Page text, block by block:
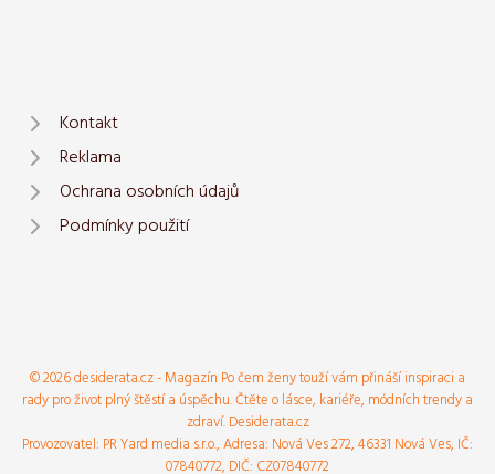
Kontakt
Reklama
Ochrana osobních údajů
Podmínky použití
© 2026 desiderata.cz - Magazín Po čem ženy touží vám přináší inspiraci a
rady pro život plný štěstí a úspěchu. Čtěte o lásce, kariéře, módních trendy a
zdraví. Desiderata.cz
Provozovatel: PR Yard media s.r.o., Adresa: Nová Ves 272, 46331 Nová Ves, IČ:
07840772, DIČ: CZ07840772